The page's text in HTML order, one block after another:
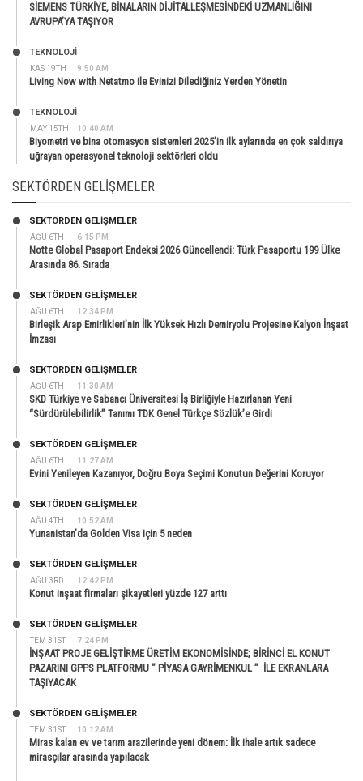
SİEMENS TÜRKİYE, BİNALARIN DİJİTALLEŞMESİNDEKİ UZMANLIĞINI
AVRUPA’YA TAŞIYOR
KAS 19TH 9:50 AM
TEKNOLOJİ
Living Now with Netatmo ile Evinizi Dilediğiniz Yerden Yönetin
MAY 15TH 10:40 AM
TEKNOLOJİ
Biyometri ve bina otomasyon sistemleri 2025’in ilk aylarında en çok saldırıya
uğrayan operasyonel teknoloji sektörleri oldu
SEKTÖRDEN GELIŞMELER
AĞU 6TH 6:15 PM
SEKTÖRDEN GELIŞMELER
Notte Global Pasaport Endeksi 2026 Güncellendi: Türk Pasaportu 199 Ülke
Arasında 86. Sırada
AĞU 6TH 12:34 PM
SEKTÖRDEN GELIŞMELER
Birleşik Arap Emirlikleri’nin İlk Yüksek Hızlı Demiryolu Projesine Kalyon İnşaat
İmzası
AĞU 6TH 11:30 AM
SEKTÖRDEN GELIŞMELER
SKD Türkiye ve Sabancı Üniversitesi İş Birliğiyle Hazırlanan Yeni
“Sürdürülebilirlik” Tanımı TDK Genel Türkçe Sözlük’e Girdi
AĞU 6TH 11:27 AM
SEKTÖRDEN GELIŞMELER
Evini Yenileyen Kazanıyor, Doğru Boya Seçimi Konutun Değerini Koruyor
AĞU 4TH 10:52 AM
SEKTÖRDEN GELIŞMELER
Yunanistan’da Golden Visa için 5 neden
AĞU 3RD 12:42 PM
SEKTÖRDEN GELIŞMELER
Konut inşaat firmaları şikayetleri yüzde 127 arttı
TEM 31ST 7:24 PM
SEKTÖRDEN GELIŞMELER
İNŞAAT PROJE GELİŞTİRME ÜRETİM EKONOMİSİNDE; BİRİNCİ EL KONUT
PAZARINI GPPS PLATFORMU ” PİYASA GAYRİMENKUL ” İLE EKRANLARA
TAŞIYACAK
TEM 31ST 10:12 AM
SEKTÖRDEN GELIŞMELER
Miras kalan ev ve tarım arazilerinde yeni dönem: İlk ihale artık sadece
mirasçılar arasında yapılacak